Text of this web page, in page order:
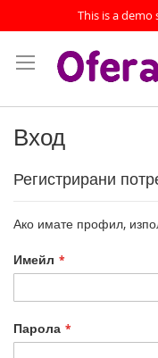
This is a
към
съдържанието
Вход
Регистрирани
Ако имате профил,
Имейл
Парола